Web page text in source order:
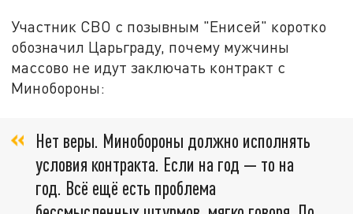
Участник СВО с позывным "Енисей" коротко
обозначил Царьграду, почему мужчины
массово не идут заключать контракт с
Минобороны:
Нет веры. Минобороны должно исполнять
условия контракта. Если на год — то на
год. Всё ещё есть проблема